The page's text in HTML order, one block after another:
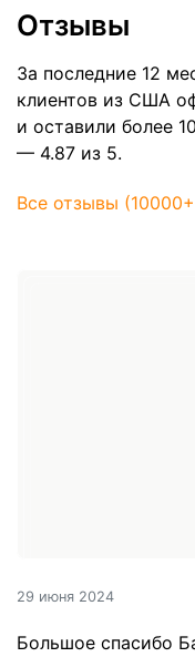
Отзывы
За последние 12
клиентов из США
и оставили более
— 4.87 из 5.
Все отзывы
29 июня 2024
Большое спасибо